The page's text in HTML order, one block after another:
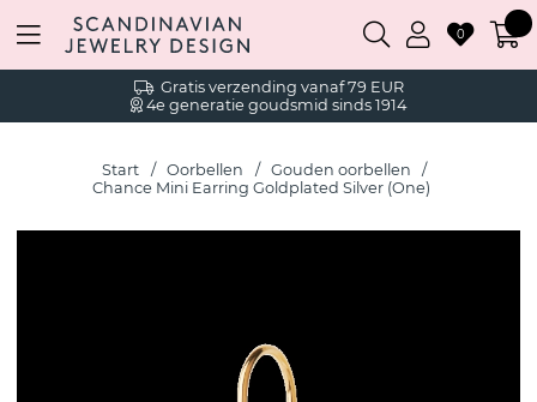
Gratis verzending vanaf 79 EUR
4e generatie goudsmid sinds 1914
0
Start Oorbellen
Gouden oorbellen
Chance Mini Earring Goldplated Silver (One)